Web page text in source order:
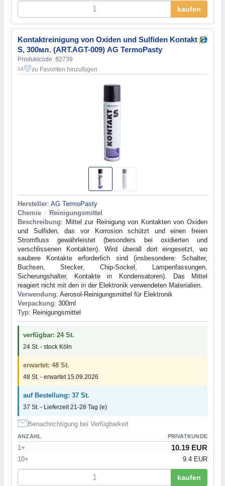
kaufen
Kontaktreinigung von Oxiden und Sulfiden Kontakt
S, 300мл. (ART.AGT-009) AG TermoPasty
Produktcode: 82739
14 zu Favoriten hinzufügen
Hersteller: AG TermoPasty
Chemie > Reinigungsmittel
Beschreibung: Mittel zur Reinigung von Kontakten von Oxiden
und Sulfiden, das vor Korrosion schützt und einen freien
Stromfluss gewährleistet (besonders bei oxidierten und
verschlissenen Kontakten). Wird überall dort eingesetzt, wo
saubere Kontakte erforderlich sind (insbesondere: Schalter,
Buchsen, Stecker, Chip-Sockel, Lampenfassungen,
Sicherungshalter, Kontakte in Kondensatoren). Das Mittel
reagiert nicht mit den in der Elektronik verwendeten Materialien.
Verwendung: Aerosol-Reinigungsmittel für Elektronik
Verpackung: 300ml
Typ: Reinigungsmittel
verfügbar: 24 St.
24 St. - stock Köln
erwartet: 48 St.
48 St. - erwartet 15.09.2026
auf Bestellung: 37 St.
37 St. - Lieferzeit 21-28 Tag (e)
Benachrichtigung bei Verfügbarkeit
ANZAHL PRIVATKUNDE
1+ 10.19 EUR
10+ 9.4 EUR
kaufen